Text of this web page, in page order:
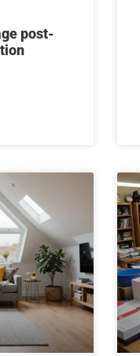
post-